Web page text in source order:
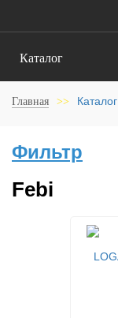
Каталог
Главная >> Каталог
Фильтр
Febi